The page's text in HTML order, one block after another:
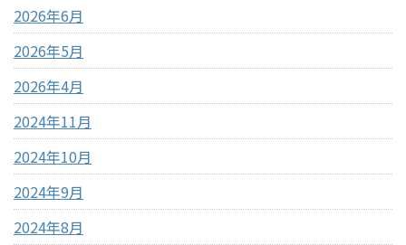
2026年6月
2026年5月
2026年4月
2024年11月
2024年10月
2024年9月
2024年8月